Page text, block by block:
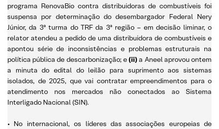
programa RenovaBio contra distribuidoras de combustíveis foi
suspensa por determinação do desembargador Federal Nery
Júnior, da 3ª turma do TRF da 3ª região – em decisão liminar, o
relator atendeu a pedido de uma distribuidora de combustíveis e
apontou série de inconsistências e problemas estruturais na
política pública de descarbonização; e(ii)a Aneel aprovou ontem
a minuta do edital do leilão para suprimento aos sistemas
isolados, de 2025, que vai contratar empreendimentos para o
atendimento nos mercados não conectados ao Sistema
Interligado Nacional (SIN).
• No internacional, os líderes das associações europeias de